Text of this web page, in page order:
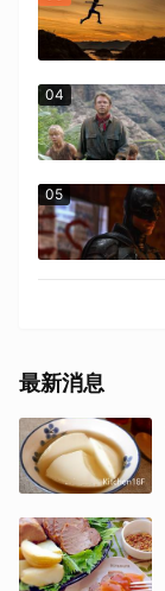
04
05
最新消息